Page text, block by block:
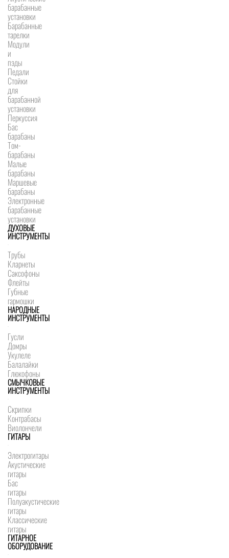
барабанные
установки
Барабанные
тарелки
Модули
и
пэды
Педали
Стойки
для
барабанной
установки
Перкуссия
Бас
барабаны
Том-
барабаны
Малые
барабаны
Маршевые
барабаны
Электронные
барабанные
установки
ДУХОВЫЕ
ИНСТРУМЕНТЫ
Трубы
Кларнеты
Саксофоны
Флейты
Губные
гармошки
НАРОДНЫЕ
ИНСТРУМЕНТЫ
Гусли
Домры
Укулеле
Балалайки
Глюкофоны
СМЫЧКОВЫЕ
ИНСТРУМЕНТЫ
Скрипки
Контрабасы
Виолончели
ГИТАРЫ
Электрогитары
Акустические
гитары
Бас
гитары
Полуакустические
гитары
Классические
гитары
ГИТАРНОЕ
ОБОРУДОВАНИЕ